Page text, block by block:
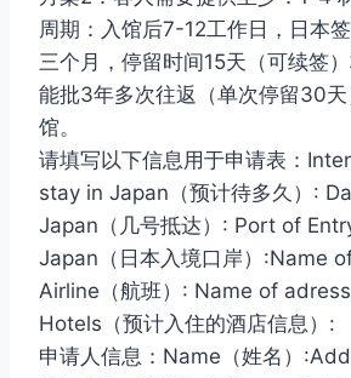
周期：入馆后7-12工作日，日本
三个月，停留时间15天（可续签
能批3年多次往返（单次停留30
馆。
请填写以下信息用于申请表：
stay in Japan（预计待多久）:
Japan（几号抵达）: Port of
Japan（日本入境口岸）:Name
Airline（航班）: Name of
Hotels（预计入住的酒店信息）:
申请人信息：Name（姓名）